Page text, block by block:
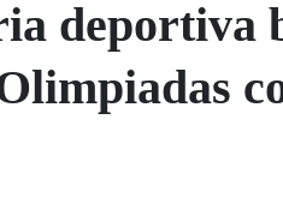
deportiva